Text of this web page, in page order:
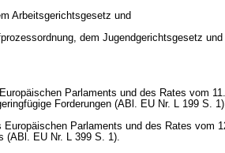
Arbeitsgerichtsgesetz und
dem Jugendgerichtsgesetz
Parlaments und des Rates vom
Forderungen (ABl. EU Nr. L 199 S.
Parlaments und des Rates vom
(ABl. EU Nr. L 399 S. 1).